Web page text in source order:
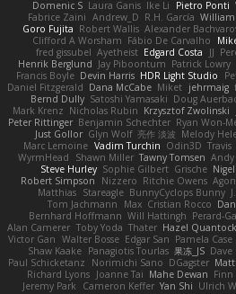
Domenic S Laura Ganis Ike Li Pietro Ponti
Fabrice Zaini Andrew_D R.H. García William
Goro Fujita Robert Wallis Alexander
Clifford A Worsham Fábio De Carvalho
fred gissubel Ayetheist Edgard Costa JJ
Henrik Berglund Jay Piboontum Patrick Lowry
Francis Boyle Devin Harris HDR Light Studio
Daniel Fitzgerald Dana McCabe Miket jehrmaig
Bernd Dully Satoshi Yamasaki Doug
Mark Krenz Nicholas Rubin Krzysztof Zwolinski
Peter Rittinger Benjamin Schechter Ryan Won-
Just Gollor Glyn Wolf 亮作 淡波 Melody
Marc Lemoine Vadim Turchin Odin3D Travis
WyrmHead
Shawn Miller Tawny Tomsen
Steve Hurley Sophie Gilbert Grische
Robert Simpson
Nizzero Ritchie Owens
Matthias Stareagle BunnyCyclops Bunny
Tom Jachmann
Max Cristian Rocco
Bernhard Hoffmann Will Hattingh Perard-
Alan Camerer Toby Yoda Thater Hazel Quantock
Victor Gan Walter Bosse Edgar San Pamela Case
Shaw Kaake Panagiotis Tourlas 果冻_JS Dave
Paul Schicketanz
Norimichi Sano DGagster
Richard Lyons Joanne Tai Mahe Dewan Finn
Jeremy Park
Cameron Keffer Yan Shi Ulrich